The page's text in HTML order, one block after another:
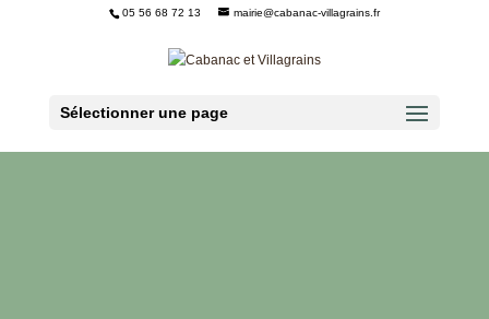
05 56 68 72 13 mairie@cabanac-villagrains.fr
Sélectionner une page